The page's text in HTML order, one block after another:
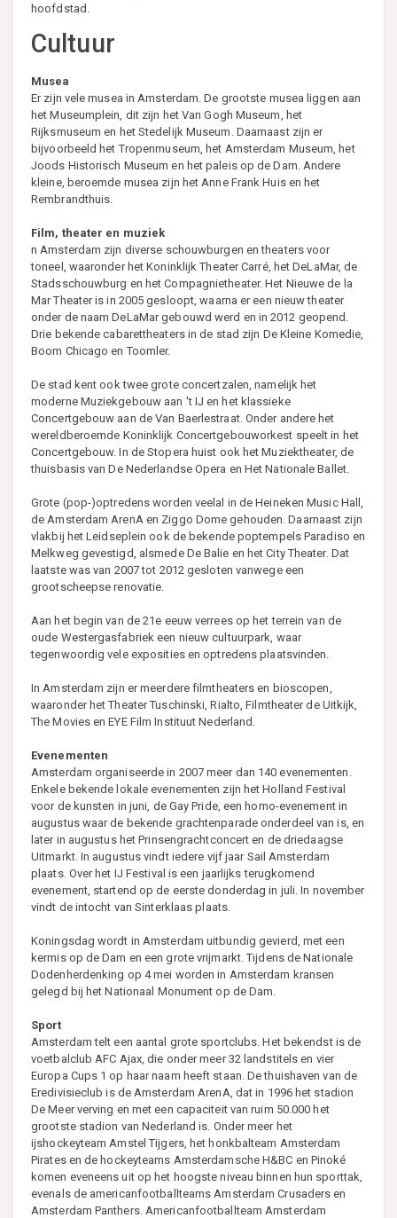
hoofdstad.
Cultuur
Musea
Er zijn vele musea in Amsterdam. De grootste musea liggen aan
het Museumplein, dit zijn het Van Gogh Museum, het
Rijksmuseum en het Stedelijk Museum. Daarnaast zijn er
bijvoorbeeld het Tropenmuseum, het Amsterdam Museum, het
Joods Historisch Museum en het paleis op de Dam. Andere
kleine, beroemde musea zijn het Anne Frank Huis en het
Rembrandthuis.
Film, theater en muziek
n Amsterdam zijn diverse schouwburgen en theaters voor
toneel, waaronder het Koninklijk Theater Carré, het DeLaMar, de
Stadsschouwburg en het Compagnietheater. Het Nieuwe de la
Mar Theater is in 2005 gesloopt, waarna er een nieuw theater
onder de naam DeLaMar gebouwd werd en in 2012 geopend.
Drie bekende cabarettheaters in de stad zijn De Kleine Komedie,
Boom Chicago en Toomler.
De stad kent ook twee grote concertzalen, namelijk het
moderne Muziekgebouw aan 't IJ en het klassieke
Concertgebouw aan de Van Baerlestraat. Onder andere het
wereldberoemde Koninklijk Concertgebouworkest speelt in het
Concertgebouw. In de Stopera huist ook het Muziektheater, de
thuisbasis van De Nederlandse Opera en Het Nationale Ballet.
Grote (pop-)optredens worden veelal in de Heineken Music Hall,
de Amsterdam ArenA en Ziggo Dome gehouden. Daarnaast zijn
vlakbij het Leidseplein ook de bekende poptempels Paradiso en
Melkweg gevestigd, alsmede De Balie en het City Theater. Dat
laatste was van 2007 tot 2012 gesloten vanwege een
grootscheepse renovatie.
Aan het begin van de 21e eeuw verrees op het terrein van de
oude Westergasfabriek een nieuw cultuurpark, waar
tegenwoordig vele exposities en optredens plaatsvinden.
In Amsterdam zijn er meerdere filmtheaters en bioscopen,
waaronder het Theater Tuschinski, Rialto, Filmtheater de Uitkijk,
The Movies en EYE Film Instituut Nederland.
Evenementen
Amsterdam organiseerde in 2007 meer dan 140 evenementen.
Enkele bekende lokale evenementen zijn het Holland Festival
voor de kunsten in juni, de Gay Pride, een homo-evenement in
augustus waar de bekende grachtenparade onderdeel van is, en
later in augustus het Prinsengrachtconcert en de driedaagse
Uitmarkt. In augustus vindt iedere vijf jaar Sail Amsterdam
plaats. Over het IJ Festival is een jaarlijks terugkomend
evenement, startend op de eerste donderdag in juli. In november
vindt de intocht van Sinterklaas plaats.
Koningsdag wordt in Amsterdam uitbundig gevierd, met een
kermis op de Dam en een grote vrijmarkt. Tijdens de Nationale
Dodenherdenking op 4 mei worden in Amsterdam kransen
gelegd bij het Nationaal Monument op de Dam.
Sport
Amsterdam telt een aantal grote sportclubs. Het bekendst is de
voetbalclub AFC Ajax, die onder meer 32 landstitels en vier
Europa Cups 1 op haar naam heeft staan. De thuishaven van de
Eredivisieclub is de Amsterdam ArenA, dat in 1996 het stadion
De Meer verving en met een capaciteit van ruim 50.000 het
grootste stadion van Nederland is. Onder meer het
ijshockeyteam Amstel Tijgers, het honkbalteam Amsterdam
Pirates en de hockeyteams Amsterdamsche H&BC en Pinoké
komen eveneens uit op het hoogste niveau binnen hun sporttak,
evenals de americanfootballteams Amsterdam Crusaders en
Amsterdam Panthers. Americanfootballteam Amsterdam